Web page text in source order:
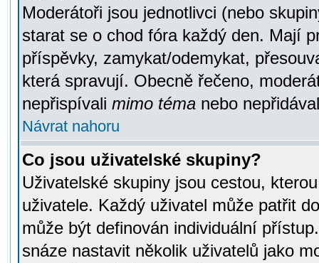
Moderátoři jsou jednotlivci (nebo
starat se o chod fóra každý den. Mají
příspěvky, zamykat/odemykat,
která spravují. Obecně řečeno,
nepřispívali mimo téma nebo
Návrat nahoru
Co jsou uživatelské skupiny?
Uživatelské skupiny jsou cestou,
uživatele. Každý uživatel může patřit
může být definován individuální
snáze nastavit několik uživatelů jako